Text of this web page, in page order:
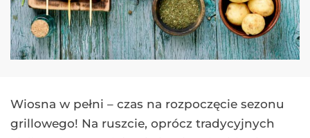
Wiosna w pełni – czas na rozpoczęcie sezonu
grillowego! Na ruszcie, oprócz tradycyjnych